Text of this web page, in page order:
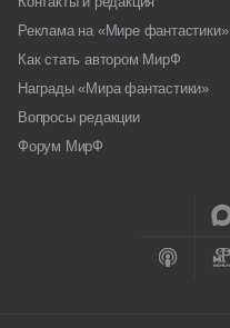
Реклама на «Мире фантастики»
Как стать автором МирФ
Награды «Мира фантастики»
Вопросы редакции
Форум МирФ